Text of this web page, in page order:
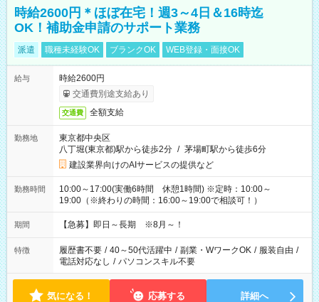
時給2600円＊ほぼ在宅！週3～4日＆16時迄
OK！補助金申請のサポート業務
派遣 職種未経験OK ブランクOK WEB登録・面接OK
給与
時給2600円
交通費別途支給あり
交通費 全額支給
勤務地
東京都中央区
八丁堀(東京都)駅から徒歩2分 / 茅場町駅から徒歩6分
建設業界向けのAIサービスの提供など
勤務時間
10:00～17:00(実働6時間 休憩1時間) ※定時：10:00～
19:00（※終わりの時間：16:00～19:00で相談可！）
期間 【急募】即日～長期 ※8月～！
特徴 履歴書不要 / 40～50代活躍中 / 副業・WワークOK / 服装自由 /
電話対応なし / パソコンスキル不要
気になる！ 応募する 詳細へ